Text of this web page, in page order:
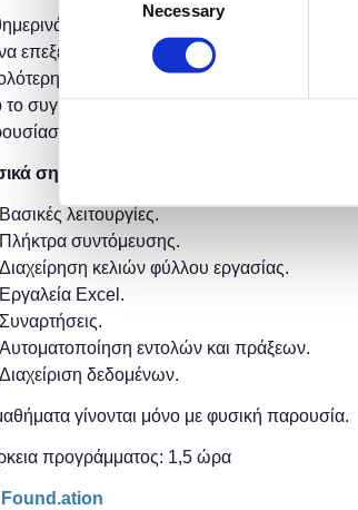
Necessary
ερχόμαστε αντιμέτωποι με
επεξεργαστούμε προκειμένου να
Το υπολογιστικό φύλλο του
συγκεκριμένο σεμινάριο θα μάθετε
δεδομένων και πληροφοριών.
σημεία
Βασικές λειτουργίες.
Πλήκτρα συντόμευσης.
Διαχείρηση κελιών φύλλου εργασίας.
Εργαλεία Excel.
Συναρτήσεις.
Αυτοματοποίηση εντολών και πράξεων.
Διαχείριση δεδομένων.
γίνονται μόνο με φυσική παρουσία.
προγράμματος: 1,5 ώρα
Found.ation